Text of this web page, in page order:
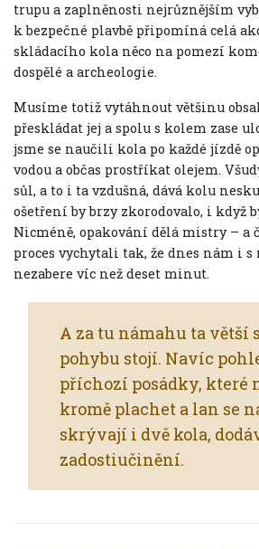
trupu a zaplněnosti nejrůznějším
k bezpečné plavbě připomíná celá
skládacího kola něco na pomezí
dospělé a archeologie.
Musíme totiž vytáhnout většinu
přeskládat jej a spolu s kolem zase
jsme se naučili kola po každé jízdě
vodou a občas prostříkat olejem.
sůl, a to i ta vzdušná, dává kolu
ošetření by brzy zkorodovalo, i když
Nicméně, opakování dělá mistry – a
proces vychytali tak, že dnes nám i
nezabere víc než deset minut.
A za tu námahu ta větší
pohybu stojí. Navíc
příchozí posádky, které
kromě plachet a lan se
skrývají i dvě kola,
zadostiučinění.